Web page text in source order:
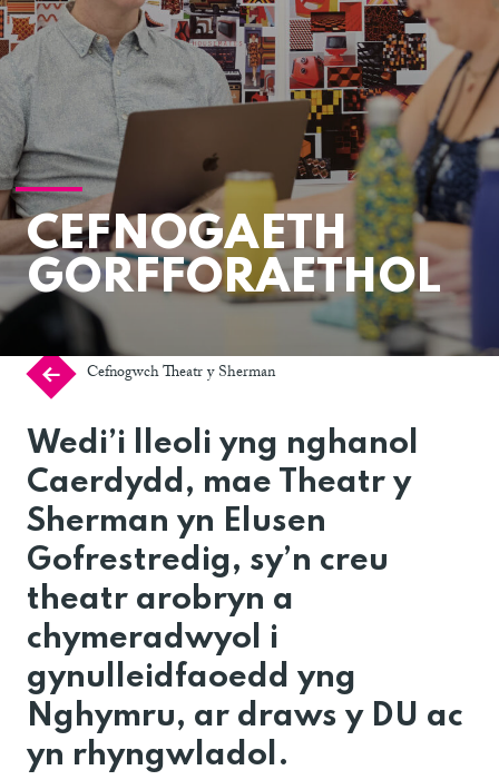
CEFNOGAETH
GORFFORAETHOL
Cefnogwch Theatr y Sherman
Wedi’i lleoli yng nghanol
Caerdydd, mae Theatr y
Sherman yn Elusen
Gofrestredig, sy’n creu
theatr arobryn a
chymeradwyol i
gynulleidfaoedd yng
Nghymru, ar draws y DU ac
yn rhyngwladol.